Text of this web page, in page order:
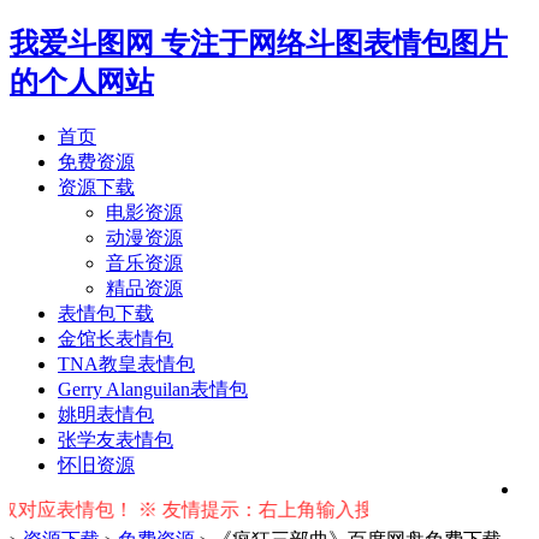
我爱斗图网 专注于网络斗图表情包图片
的个人网站
首页
免费资源
资源下载
电影资源
动漫资源
音乐资源
精品资源
表情包下载
金馆长表情包
TNA教皇表情包
Gerry Alanguilan表情包
姚明表情包
张学友表情包
怀旧资源
包！ ※ 友情提示：右上角输入搜索词按回车键即可搜索相关